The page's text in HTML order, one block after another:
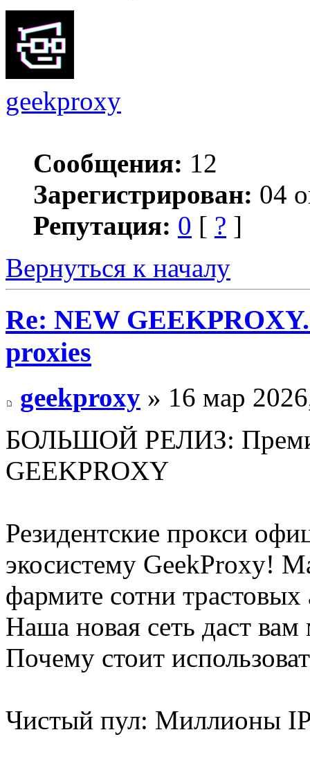
geekproxy
Сообщения: 12
Зарегистрирован: 04
Репутация: 0 [ ? ]
Вернуться к началу
Re: NEW
proxies
geekproxy » 16 мар
БОЛЬШОЙ РЕЛИЗ:
GEEKPROXY
Резидентские прокси
экосистему GeekProxy!
фармите сотни трастовых
Наша новая сеть даст
Почему стоит
Чистый пул: Миллионы